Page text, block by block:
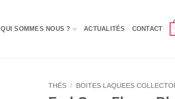
QUI SOMMES NOUS ? ACTUALITÉS CONTACT
THÉS / BOITES LAQUEES